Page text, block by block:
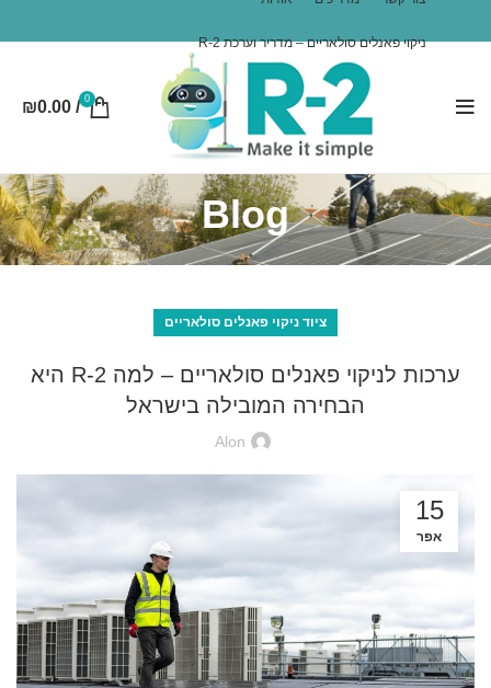
ניקוי פאנלים סולאריים – מדריך וערכת R-2
0
/
₪0.00
Blog
ציוד ניקוי פאנלים סולאריים
ערכות לניקוי פאנלים סולאריים – למה R-2 היא
הבחירה המובילה בישראל
Alon
15
אפר